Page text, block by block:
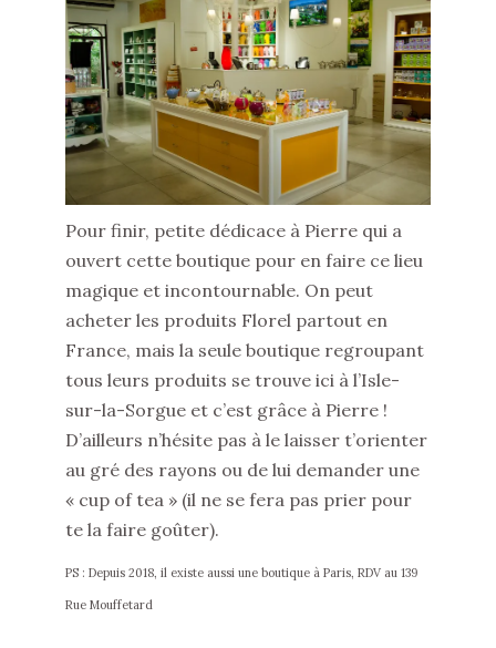
Pour finir, petite dédicace à Pierre qui a
ouvert cette boutique pour en faire ce lieu
magique et incontournable. On peut
acheter les produits Florel partout en
France, mais la seule boutique regroupant
tous leurs produits se trouve ici à l’Isle-
sur-la-Sorgue et c’est grâce à Pierre !
D’ailleurs n’hésite pas à le laisser t’orienter
au gré des rayons ou de lui demander une
« cup of tea » (il ne se fera pas prier pour
te la faire goûter).
PS : Depuis 2018, il existe aussi une boutique à Paris, RDV au 139
Rue Mouffetard